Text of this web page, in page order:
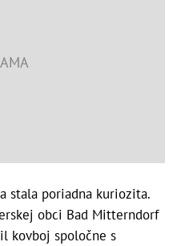
stala poriadna kuriozita.
obci Bad Mitterndorf
kovboj spoločne s